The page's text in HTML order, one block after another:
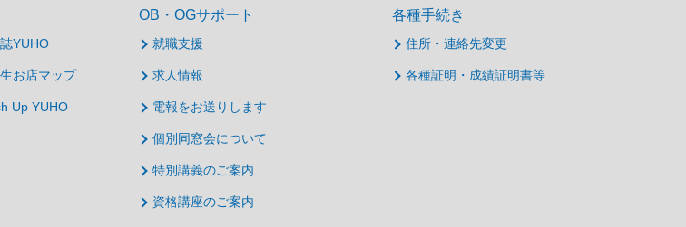
YUHO
お店マップ
Up YUHO
OB・OGサポート
就職支援
求人情報
電報をお送りします
個別同窓会について
特別講義のご案内
資格講座のご案内
各種手続き
住所・連絡先変更
各種証明・成績証明書等